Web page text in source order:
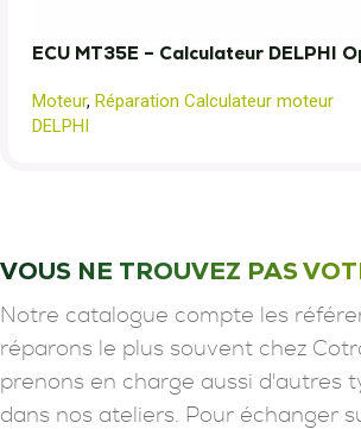
ECU MT35E – Calculateur DELPHI
Moteur, Réparation Calculateur moteur
DELPHI
VOUS NE TROUVEZ PAS
Notre catalogue compte les
réparons le plus souvent chez
prenons en charge aussi d'autres
dans nos ateliers. Pour échanger